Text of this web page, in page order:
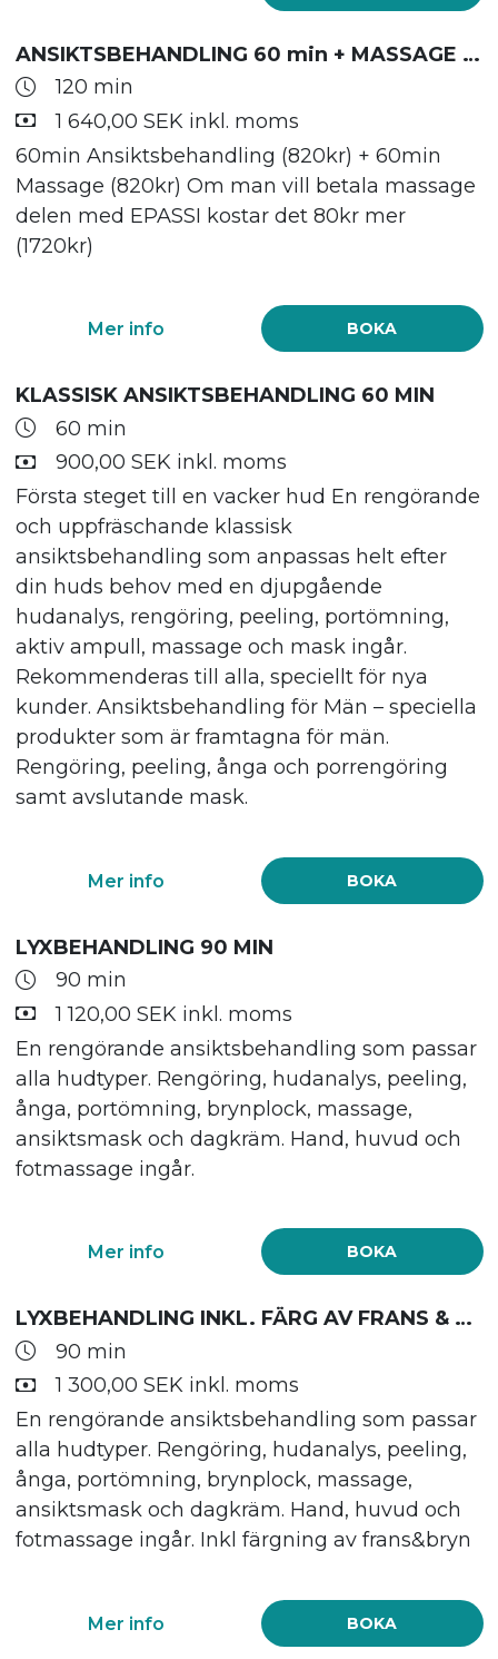
ANSIKTSBEHANDLING 60 min + MASSAGE 60 min
120 min
1 640,00 SEK inkl. moms
60min Ansiktsbehandling (820kr) + 60min
Massage (820kr) Om man vill betala massage
delen med EPASSI kostar det 80kr mer
(1720kr)
BOKA
Mer info
KLASSISK ANSIKTSBEHANDLING 60 MIN
60 min
900,00 SEK inkl. moms
Första steget till en vacker hud En rengörande
och uppfräschande klassisk
ansiktsbehandling som anpassas helt efter
din huds behov med en djupgående
hudanalys, rengöring, peeling, portömning,
aktiv ampull, massage och mask ingår.
Rekommenderas till alla, speciellt för nya
kunder. Ansiktsbehandling för Män – speciella
produkter som är framtagna för män.
Rengöring, peeling, ånga och porrengöring
samt avslutande mask.
BOKA
Mer info
LYXBEHANDLING 90 MIN
90 min
1 120,00 SEK inkl. moms
En rengörande ansiktsbehandling som passar
alla hudtyper. Rengöring, hudanalys, peeling,
ånga, portömning, brynplock, massage,
ansiktsmask och dagkräm. Hand, huvud och
fotmassage ingår.
BOKA
Mer info
LYXBEHANDLING INKL. FÄRG AV FRANS & BRYN
90 min
1 300,00 SEK inkl. moms
En rengörande ansiktsbehandling som passar
alla hudtyper. Rengöring, hudanalys, peeling,
ånga, portömning, brynplock, massage,
ansiktsmask och dagkräm. Hand, huvud och
fotmassage ingår. Inkl färgning av frans&bryn
BOKA
Mer info